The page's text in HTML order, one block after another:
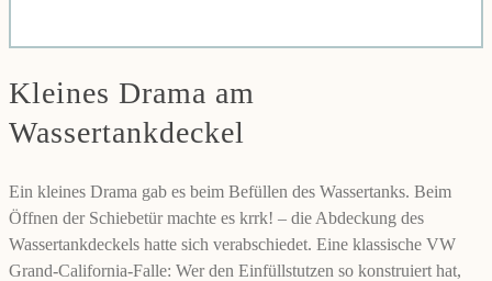
Kleines Drama am
Wassertankdeckel
Ein kleines Drama gab es beim Befüllen des Wassertanks. Beim
Öffnen der Schiebetür machte es krrk! – die Abdeckung des
Wassertankdeckels hatte sich verabschiedet. Eine klassische VW
Grand-California-Falle: Wer den Einfüllstutzen so konstruiert hat,